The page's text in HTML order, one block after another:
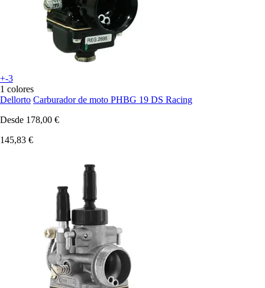
+-3
1 colores
Dellorto Carburador de moto PHBG 19 DS Racing
Desde 178,00 €
145,83 €